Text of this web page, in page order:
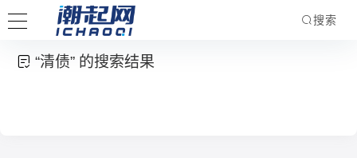
搜索
“清债” 的搜索结果